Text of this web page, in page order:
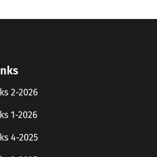
2-2026
1-2026
4-2025